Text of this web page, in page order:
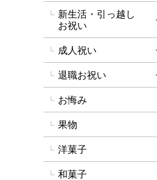
新生活・引っ越し
お祝い
成人祝い
退職お祝い
お悔み
果物
洋菓子
和菓子